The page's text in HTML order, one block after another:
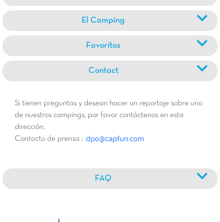
El Camping
Favoritos
Contact
Si tienen preguntas y desean hacer un reportaje sobre uno
de nuestros campings, por favor contáctenos en esta
dirección.
Contacto de prensa :
FAQ